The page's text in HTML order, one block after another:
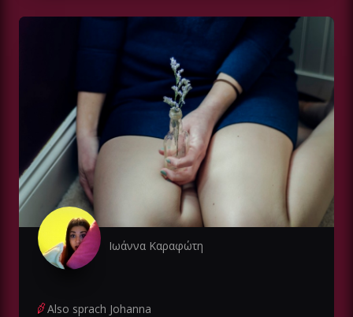
Ιωάννα Καραφώτη
Also sprach Johanna